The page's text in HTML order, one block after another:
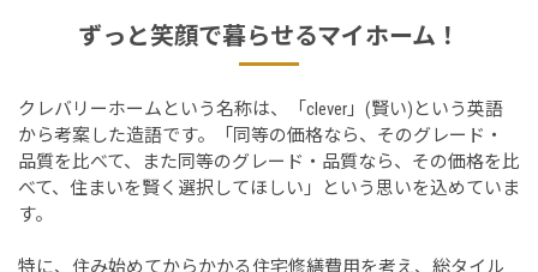
ずっと笑顔で暮らせるマイホーム！
クレバリーホームという名称は、「clever」(賢い)という英語
から考案した造語です。「同等の価格なら、そのグレード・
品質を比べて、また同等のグレード・品質なら、その価格を比
べて、住まいを賢く選択してほしい」という思いを込めていま
す。
特に、住み始めてからかかる住宅修繕費用を考え、総タイル